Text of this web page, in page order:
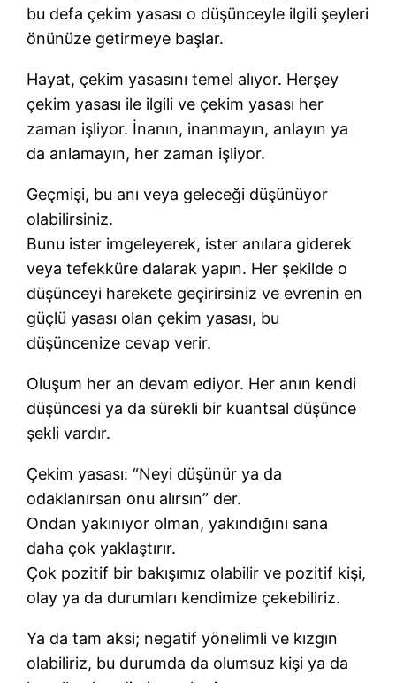
bu defa çekim yasası o düşünceyle ilgili şeyleri
önünüze getirmeye başlar.
Hayat, çekim yasasını temel alıyor. Herşey
çekim yasası ile ilgili ve çekim yasası her
zaman işliyor. İnanın, inanmayın, anlayın ya
da anlamayın, her zaman işliyor.
Geçmişi, bu anı veya geleceği düşünüyor
olabilirsiniz.
Bunu ister imgeleyerek, ister anılara giderek
veya tefekküre dalarak yapın. Her şekilde o
düşünceyi harekete geçirirsiniz ve evrenin en
güçlü yasası olan çekim yasası, bu
düşüncenize cevap verir.
Oluşum her an devam ediyor. Her anın kendi
düşüncesi ya da sürekli bir kuantsal düşünce
şekli vardır.
Çekim yasası: “Neyi düşünür ya da
odaklanırsan onu alırsın” der.
Ondan yakınıyor olman, yakındığını sana
daha çok yaklaştırır.
Çok pozitif bir bakışımız olabilir ve pozitif kişi,
olay ya da durumları kendimize çekebiliriz.
Ya da tam aksi; negatif yönelimli ve kızgın
olabiliriz, bu durumda da olumsuz kişi ya da